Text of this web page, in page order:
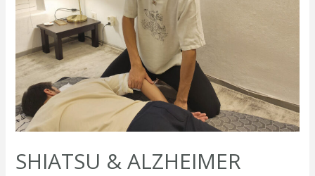
SHIATSU & ALZHEIMER